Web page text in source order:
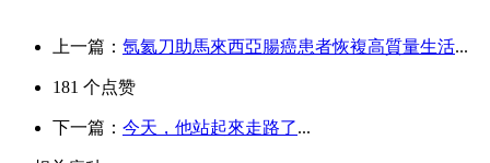
上一篇： 氬氦刀助馬來西亞腸癌患者恢複高質量生活...
181 个点赞
下一篇： 今天，他站起來走路了...